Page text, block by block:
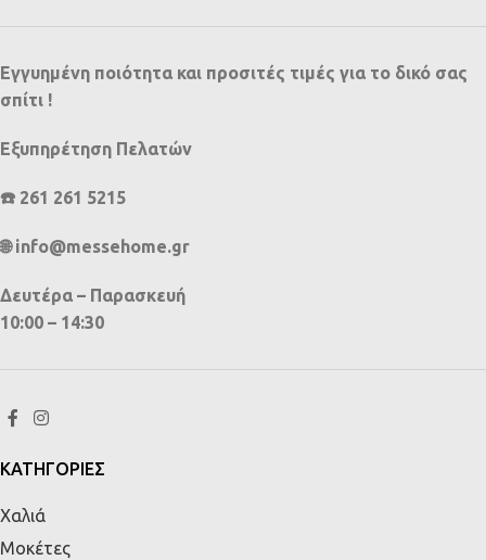
Εγγυημένη ποιότητα και προσιτές τιμές για το δικό σας
σπίτι !
Εξυπηρέτηση Πελατών
☎️ 261 261 5215
🌐 info@messehome.gr
Δευτέρα – Παρασκευή
10:00 – 14:30
ΚΑΤΗΓΟΡΙΕΣ
Χαλιά
Μοκέτες